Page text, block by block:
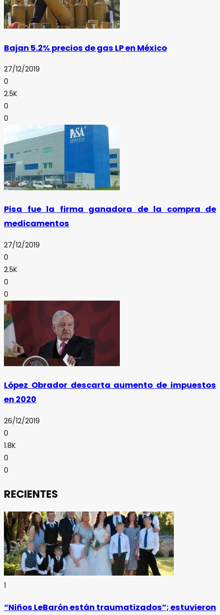
Bajan 5.2% precios de gas LP en México
27/12/2019
0
2.5K
0
0
Pisa fue la firma ganadora de la compra de
medicamentos
27/12/2019
0
2.5K
0
0
López Obrador descarta aumento de impuestos
en 2020
26/12/2019
0
1.8K
0
0
RECIENTES
1
“Niños LeBarón están traumatizados”; estuvieron